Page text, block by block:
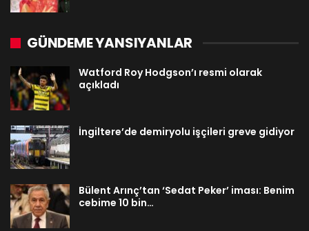
GÜNDEME YANSIYANLAR
Watford Roy Hodgson’ı resmi olarak
açıkladı
İngiltere’de demiryolu işçileri greve gidiyor
Bülent Arınç’tan ‘Sedat Peker’ iması: Benim
cebime 10 bin…